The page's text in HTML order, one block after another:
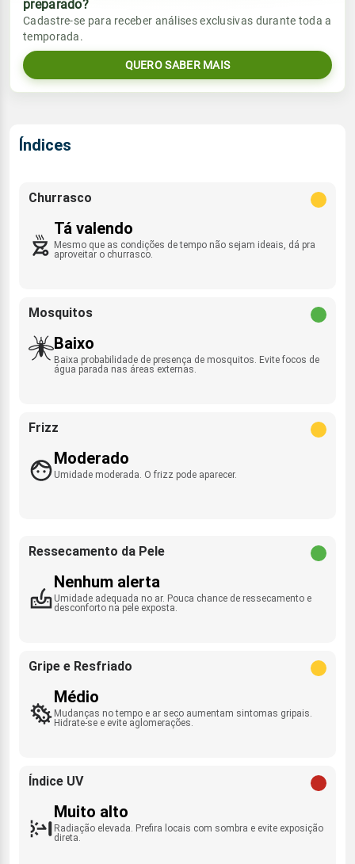
Umidade do ar
42% 88%
Rajada de vento
Sol
05:31h às 17:24h
Lua
Chuva
0.0mm
Umidade do ar
Vento
SSE - 14km/h
Rajada de vento
Sol
preparado?
Cadastre-se para receber análises exclusivas durante toda a
temporada.
QUERO SABER MAIS
Índices
Churrasco
Tá valendo
Mesmo que as condições de tempo não sejam ideais, dá pra
aproveitar o churrasco.
Mosquitos
Baixo
Baixa probabilidade de presença de mosquitos. Evite focos de
água parada nas áreas externas.
Frizz
Moderado
Umidade moderada. O frizz pode aparecer.
Ressecamento da Pele
Nenhum alerta
Umidade adequada no ar. Pouca chance de ressecamento e
desconforto na pele exposta.
Gripe e Resfriado
Médio
Mudanças no tempo e ar seco aumentam sintomas gripais.
Hidrate-se e evite aglomerações.
Índice UV
Muito alto
Radiação elevada. Prefira locais com sombra e evite exposição
direta.